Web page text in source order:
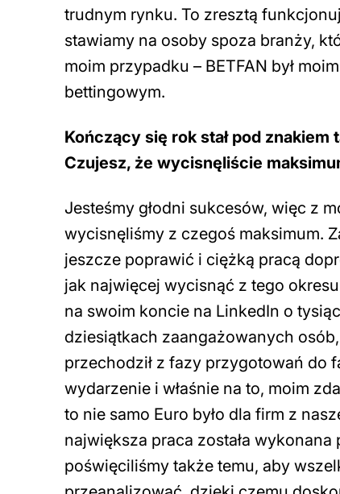
trudnym rynku. To zresztą
stawiamy na osoby spoza branży,
moim przypadku – BETFAN był
bettingowym.
Kończący się rok stał pod
Czujesz, że wycisnęliście
Jesteśmy głodni sukcesów, więc z
wycisnęliśmy z czegoś maksimum.
jeszcze poprawić i ciężką pracą
jak najwięcej wycisnąć z tego
na swoim koncie na LinkedIn o
dziesiątkach zaangażowanych
przechodził z fazy przygotowań do
wydarzenie i właśnie na to, moim
to nie samo Euro było dla firm z
największa praca została
poświęciliśmy także temu, aby